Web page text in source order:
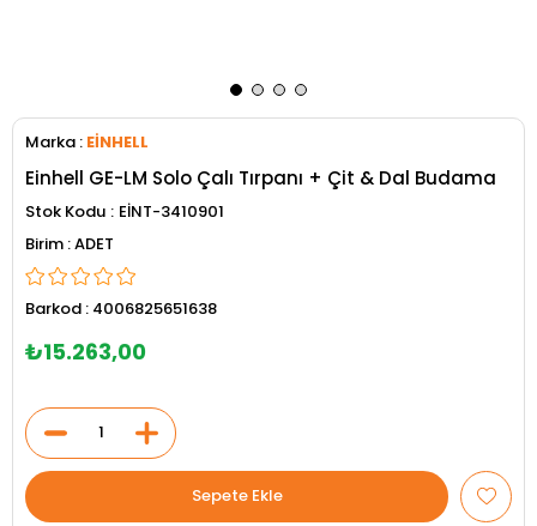
Marka : EİNHELL
Einhell GE-LM Solo Çalı Tırpanı + Çit & Dal Budama
Stok Kodu
EİNT-3410901
ADET
Barkod : 4006825651638
₺15.263,00